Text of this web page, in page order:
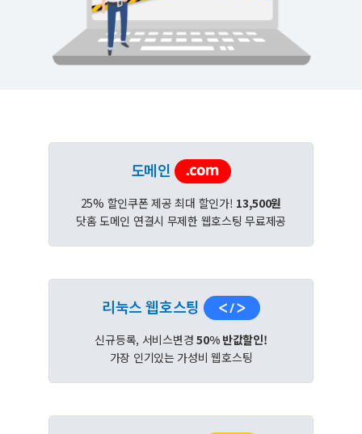
도메인
25% 할인쿠폰 제공 최대 할인가! 13,500원
닷홈 도메인 연결시 무제한 웹호스팅 무료제공
리눅스 웹호스팅
신규등록, 서비스변경50% 반값할인!
가장 인기있는 가성비 웹호스팅